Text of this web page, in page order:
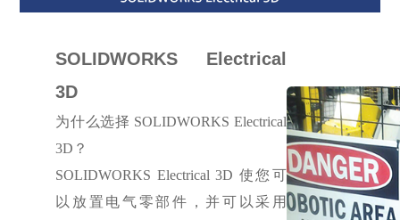
SOLIDWORKS Electrical
3D
为什么选择 SOLIDWORKS Electrical
3D？
SOLIDWORKS Electrical 3D 使您可
以放置电气零部件，并可以采用